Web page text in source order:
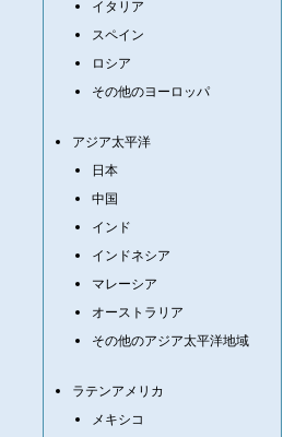
イタリア
スペイン
ロシア
その他のヨーロッパ
アジア太平洋
日本
中国
インド
インドネシア
マレーシア
オーストラリア
その他のアジア太平洋地域
ラテンアメリカ
メキシコ